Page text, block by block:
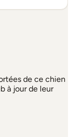
de ce chien
à jour de leur